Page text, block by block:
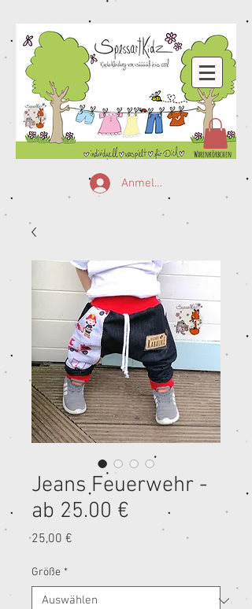
Warenkörbchen
Anmelden
Jeans Feuerwehr -
ab 25.00 €
25,00 €
Größe *